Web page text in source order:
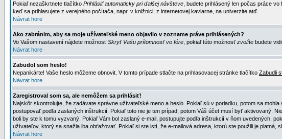
Pokiaľ nezaškrtnete tlačítko Prihlásiť automaticky pri ďalšej návšteve , budete prihlásený len počas práce
keď sa prihlasujete z verejného počítača, napr. v knižnici, z internetovej kaviarne, na univerzite atď.
Návrat hore
Ako zabránim, aby sa moje užívateľské meno objavilo v zozname práve prihlásených?
Vo Vašom nastavení nájdete možnosťSkryť Vašu prítomnosť vo fóre , pokiaľ túto možnosťzvolíte budete
Návrat hore
Zabudol som heslo!
Nepanikárte! Vaše heslo môžeme obnovit. V tomto prípade stlačte na prihlasovacej stránke tlačítko Zabudli
Návrat hore
Zaregistroval som sa, ale nemôžem sa prihlásiť!
Najskôr skontrolujte, že zadávate správne užívateľské meno a heslo. Pokiaľ sú v poriadku, potom sa
postupovať podľa zaslaných inštrukcií. Pokiaľ toto nie je ten prípad, potom Váš účet musí byť aktivovaný.
boli by ste k tomu vyzvaný. Pokiaľ Vám bol zaslaný e-mail, postupujte podľa inštrukcií v ňom uvedených,
užívateľov, ktorý sa snažia iba obťažovať. Pokiaľ si ste istí, že e-mailová adresa, ktorú ste použili je platná,
Návrat hore